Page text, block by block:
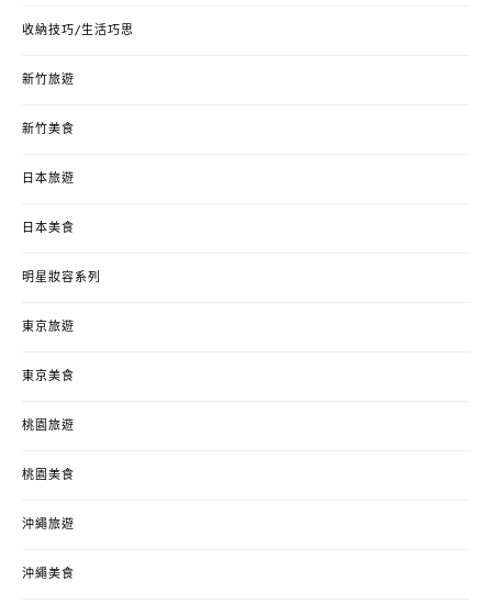
收納技巧/生活巧思
新竹旅遊
新竹美食
日本旅遊
日本美食
明星妝容系列
東京旅遊
東京美食
桃園旅遊
桃園美食
沖繩旅遊
沖繩美食